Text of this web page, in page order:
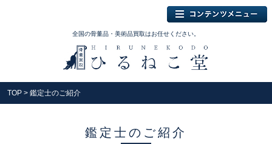
全国の骨董品・美術品買取はお任せください。
TOP > 鑑定士のご紹介
鑑定士のご紹介